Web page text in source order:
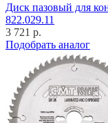
Диск пазовый для
822.029.11
3 721 р.
Подобрать аналог